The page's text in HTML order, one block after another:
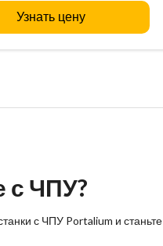
Узнать цену
с ЧПУ?
с ЧПУ Portalium и станьте